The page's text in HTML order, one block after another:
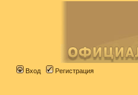
Вход Регистрация